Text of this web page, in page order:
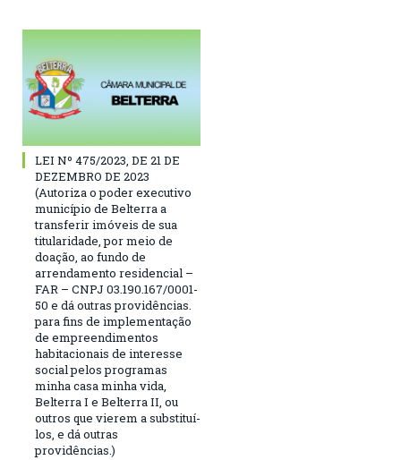
LEI Nº 475/2023, DE 21 DE
DEZEMBRO DE 2023
(Autoriza o poder executivo
município de Belterra a
transferir imóveis de sua
titularidade, por meio de
doação, ao fundo de
arrendamento residencial –
FAR – CNPJ 03.190.167/0001-
50 e dá outras providências.
para fins de implementação
de empreendimentos
habitacionais de interesse
social pelos programas
minha casa minha vida,
Belterra I e Belterra II, ou
outros que vierem a substituí-
los, e dá outras
providências.)